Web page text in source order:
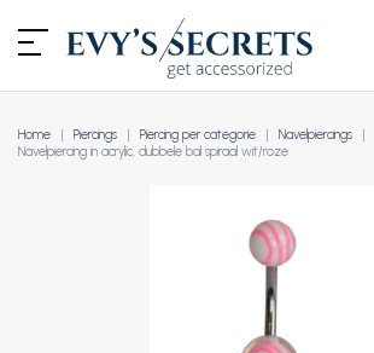
Home Piercings Piercing per categorie
Navelpiercings
Navelpiercing in acrylic, dubbele bal spiraal wit/roze